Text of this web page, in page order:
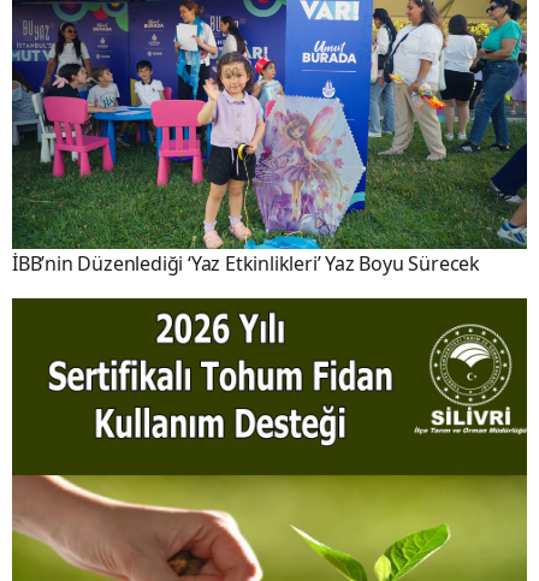
İBB’nin Düzenlediği ‘Yaz Etkinlikleri’ Yaz Boyu Sürecek